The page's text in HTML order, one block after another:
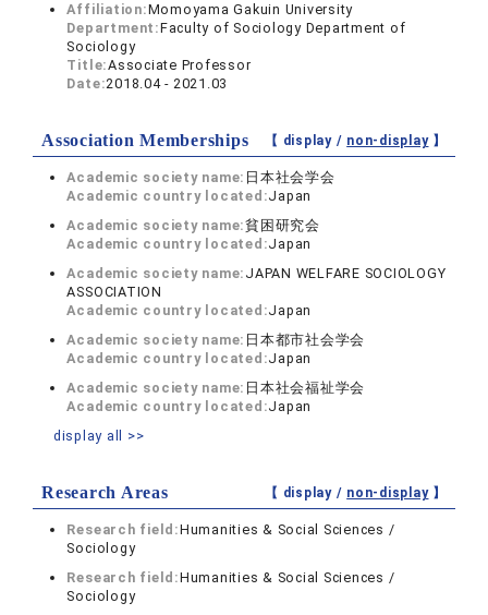
Affiliation:Momoyama Gakuin University
Department:Faculty of Sociology Department of
Sociology
Title:Associate Professor
Date:2018.04 - 2021.03
Association Memberships 【 display / non-display】
Academic society name: 日本社会学会
Academic country located:Japan
Academic society name:貧困研究会
Academic country located:Japan
Academic society name: JAPAN WELFARE SOCIOLOGY
ASSOCIATION
Academic country located:Japan
Academic society name: 日本都市社会学会
Academic country located:Japan
Academic society name: 日本社会福祉学会
Academic country located:Japan
display all >>
Research Areas 【 display / non-display】
Research field:Humanities & Social Sciences /
Sociology
Research field:Humanities & Social Sciences /
Sociology